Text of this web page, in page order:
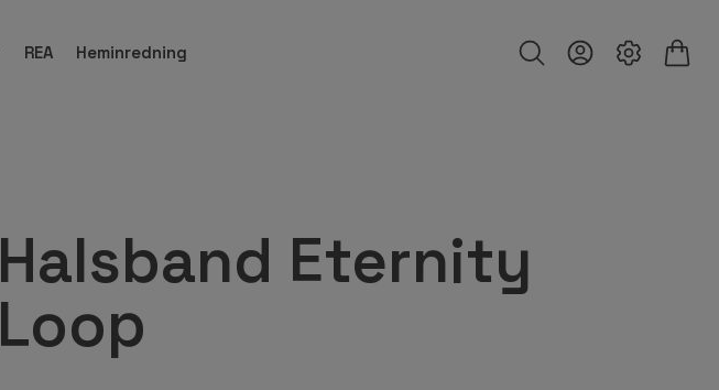
REA Heminredning
Halsband Eternity
Loop